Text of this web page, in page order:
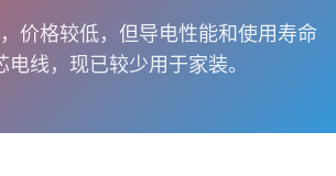
价格较低，但导电性能和使用寿命
电线，现已较少用于家装。